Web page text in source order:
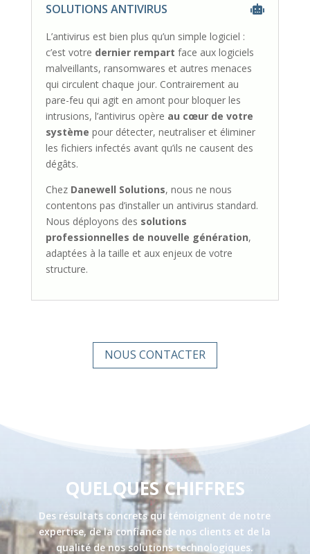
SOLUTIONS ANTIVIRUS
L’antivirus est bien plus qu’un simple logiciel :
c’est votre dernier rempart face aux logiciels
malveillants, ransomwares et autres menaces
qui circulent chaque jour. Contrairement au
pare-feu qui agit en amont pour bloquer les
intrusions, l’antivirus opère au cœur de votre
système pour détecter, neutraliser et éliminer
les fichiers infectés avant qu’ils ne causent des
dégâts.
Chez Danewell Solutions, nous ne nous
contentons pas d’installer un antivirus standard.
Nous déployons des solutions
professionnelles de nouvelle génération,
adaptées à la taille et aux enjeux de votre
structure.
NOUS CONTACTER
QUELQUES CHIFFRES
Des résultats concrets qui témoignent de notre
expertise, de la confiance de nos clients et de la
qualité de nos solutions technologiques.